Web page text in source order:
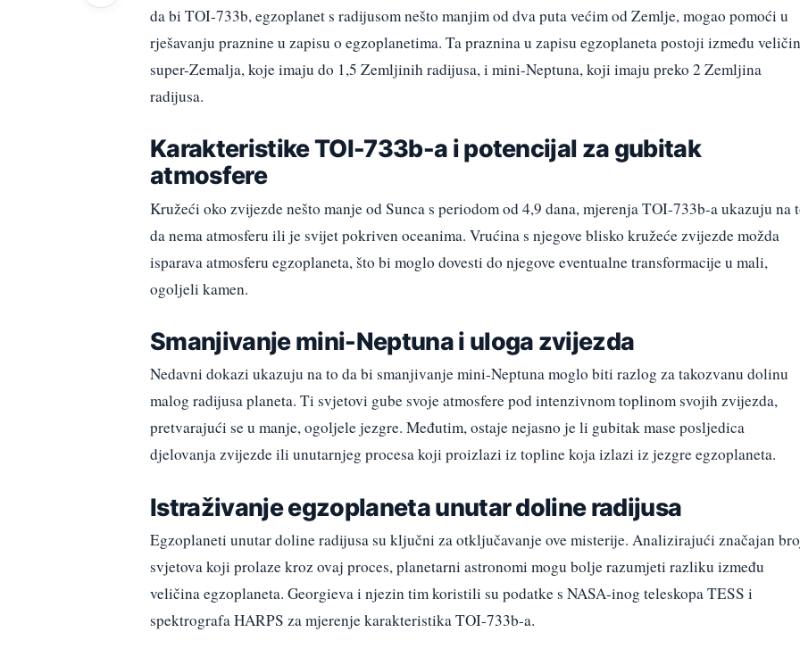
da bi TOI-733b, egzoplanet s radijusom nešto manjim od dva puta većim od Zemlje, mogao pomoći u
rješavanju praznine u zapisu o egzoplanetima. Ta praznina u zapisu egzoplaneta postoji između
super-Zemalja, koje imaju do 1,5 Zemljinih radijusa, i mini-Neptuna, koji imaju preko 2 Zemljina
radijusa.
Karakteristike TOI-733b-a i potencijal za gubitak
atmosfere
Kružeći oko zvijezde nešto manje od Sunca s periodom od 4,9 dana, mjerenja TOI-733b-a ukazuju na
da nema atmosferu ili je svijet pokriven oceanima. Vrućina s njegove blisko kružeće zvijezde možda
isparava atmosferu egzoplaneta, što bi moglo dovesti do njegove eventualne transformacije u mali,
ogoljeli kamen.
Smanjivanje mini-Neptuna i uloga zvijezda
Nedavni dokazi ukazuju na to da bi smanjivanje mini-Neptuna moglo biti razlog za takozvanu dolinu
malog radijusa planeta. Ti svjetovi gube svoje atmosfere pod intenzivnom toplinom svojih zvijezda,
pretvarajući se u manje, ogoljele jezgre. Međutim, ostaje nejasno je li gubitak mase posljedica
djelovanja zvijezde ili unutarnjeg procesa koji proizlazi iz topline koja izlazi iz jezgre egzoplaneta.
Istraživanje egzoplaneta unutar doline radijusa
Egzoplaneti unutar doline radijusa su ključni za otključavanje ove misterije. Analizirajući značajan
svjetova koji prolaze kroz ovaj proces, planetarni astronomi mogu bolje razumjeti razliku između
veličina egzoplaneta. Georgieva i njezin tim koristili su podatke s NASA-inog teleskopa TESS i
spektrografa HARPS za mjerenje karakteristika TOI-733b-a.